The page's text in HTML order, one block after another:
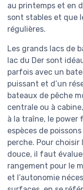
au printemps et en
sont stables et que
régulières.
Les grands lacs de
lac du Der sont
parfois avec un
puissant et d’un
bateaux de pêche
centrale ou à
à la traîne, le power
espèces de
perche. Pour choisir
douce, il faut
rangement pour le
et l’autonomie